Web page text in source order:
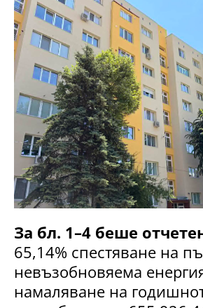
За бл. 1–4 беше
65,14% спестяване на
невъзобновяема
намаляване на